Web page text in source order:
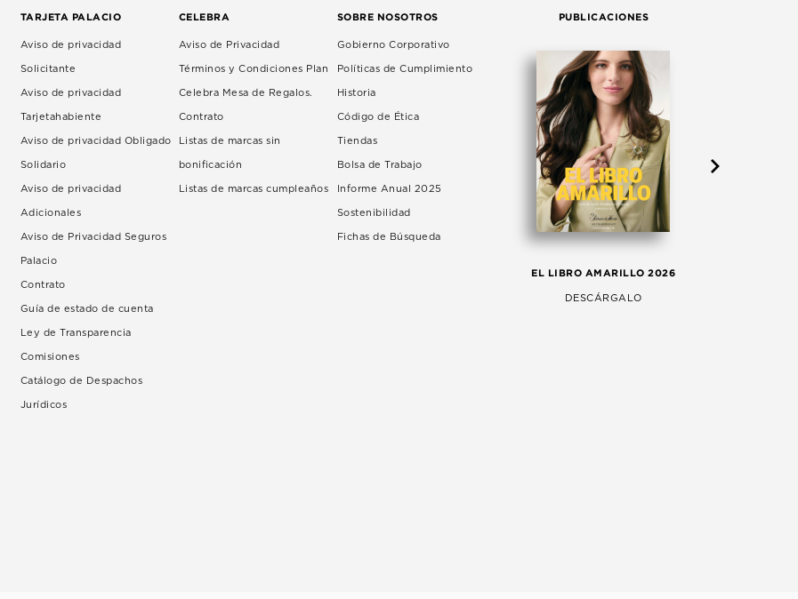
TARJETA PALACIO
Aviso de privacidad
Solicitante
Aviso de privacidad
Tarjetahabiente
Aviso de privacidad Obligado
Solidario
Aviso de privacidad
Adicionales
Aviso de Privacidad Seguros
Palacio
Contrato
Guía de estado de cuenta
Ley de Transparencia
Comisiones
Catálogo de Despachos
Jurídicos
CELEBRA
Aviso de Privacidad
Términos y Condiciones Plan
Celebra Mesa de Regalos.
Contrato
Listas de marcas sin
bonificación
Listas de marcas cumpleaños
SOBRE NOSOTROS
Gobierno Corporativo
Políticas de Cumplimiento
Historia
Código de Ética
Tiendas
Bolsa de Trabajo
Informe Anual 2025
Sostenibilidad
Fichas de Búsqueda
PUBLICACIONES
EL LIBRO AMARILLO 2026
DESCÁRGALO